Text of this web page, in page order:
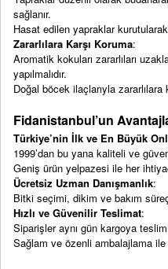
sağlanır.
Hasat edilen yapraklar
Zararlılara Karşı Koruma:
Aromatik kokuları zararlıları
yapılmalıdır.
Doğal böcek ilaçlarıyla zararlılara
Fidanistanbul’un
Türkiye’nin İlk ve En Büyük
1999’dan bu yana kaliteli ve
Geniş ürün yelpazesi ile her
Ücretsiz Uzman Danışmanlık:
Bitki seçimi, dikim ve bakım
Hızlı ve Güvenilir Teslimat:
Siparişler aynı gün kargoya
Sağlam ve özenli ambalajlama ile